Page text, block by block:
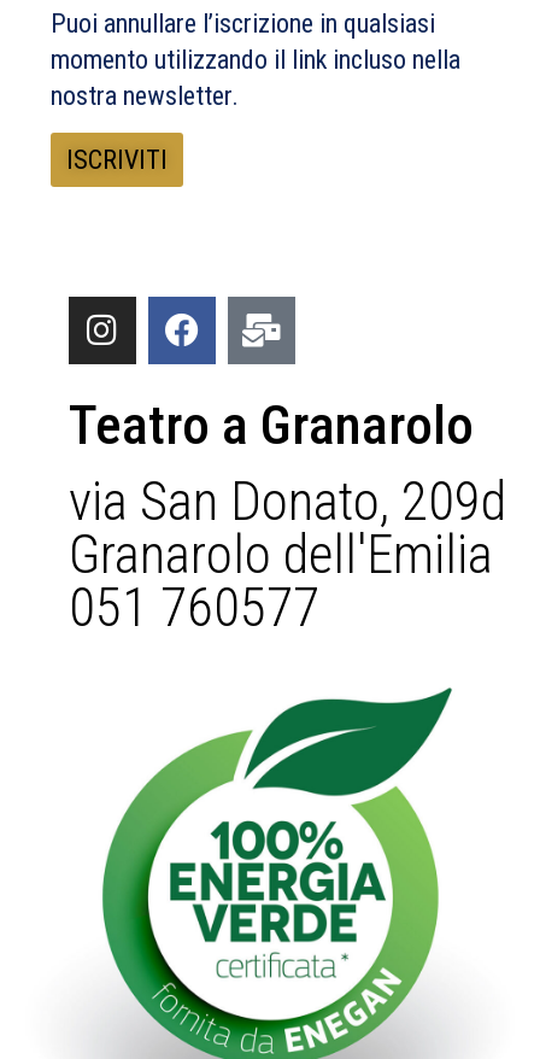
Puoi annullare l’iscrizione in qualsiasi
momento utilizzando il link incluso nella
nostra newsletter.
Teatro a Granarolo
via San Donato, 209d
Granarolo dell'Emilia
051 760577